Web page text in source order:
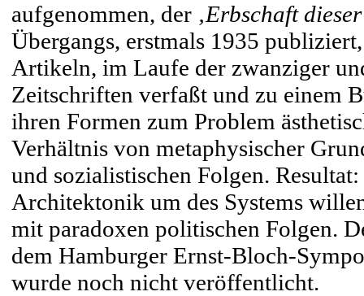
aufgenommen, der ‚Erbschaft
Übergangs, erstmals 1935
Artikeln, im Laufe der zwanziger
Zeitschriften verfaßt und zu einem
ihren Formen zum Problem
Verhältnis von metaphysischer
und sozialistischen Folgen.
Architektonik um des Systems
mit paradoxen politischen Folgen.
dem Hamburger Ernst-Bloch-
wurde noch nicht veröffentlicht.